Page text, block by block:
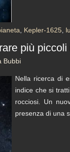
Kepler-1625
più piccoli
Bubbi
Nella ricerca di
indice che si
rocciosi. Un
presenza di una